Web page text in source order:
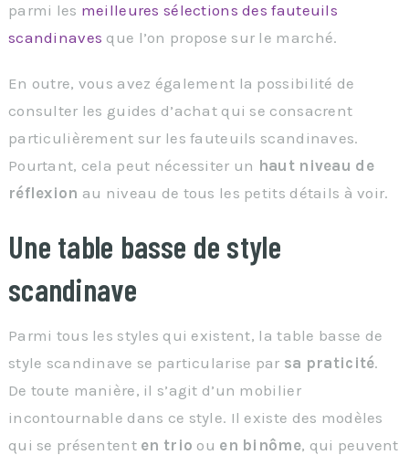
parmi les meilleures sélections des fauteuils
scandinaves que l’on propose sur le marché.
En outre, vous avez également la possibilité de
consulter les guides d’achat qui se consacrent
particulièrement sur les fauteuils scandinaves.
Pourtant, cela peut nécessiter un haut niveau de
réflexion au niveau de tous les petits détails à voir.
Une table basse de style
scandinave
Parmi tous les styles qui existent, la table basse de
style scandinave se particularise par sa praticité.
De toute manière, il s’agit d’un mobilier
incontournable dans ce style. Il existe des modèles
qui se présentent en trio ou en binôme, qui peuvent